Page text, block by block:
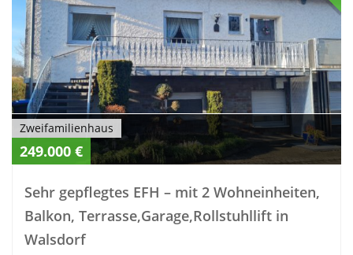
Zweifamilienhaus
249.000 €
Sehr gepflegtes EFH – mit 2 Wohneinheiten,
Balkon, Terrasse,Garage,Rollstuhllift in
Walsdorf